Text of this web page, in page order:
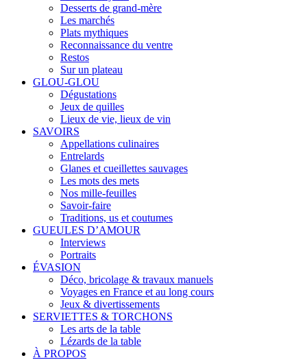
Desserts de grand-mère
Les marchés
Plats mythiques
Reconnaissance du ventre
Restos
Sur un plateau
GLOU-GLOU
Dégustations
Jeux de quilles
Lieux de vie, lieux de vin
SAVOIRS
Appellations culinaires
Entrelards
Glanes et cueillettes sauvages
Les mots des mets
Nos mille-feuilles
Savoir-faire
Traditions, us et coutumes
GUEULES D’AMOUR
Interviews
Portraits
ÉVASION
Déco, bricolage & travaux manuels
Voyages en France et au long cours
Jeux & divertissements
SERVIETTES & TORCHONS
Les arts de la table
Lézards de la table
À PROPOS